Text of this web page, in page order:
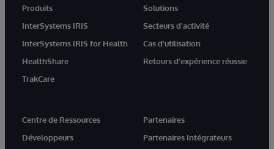
Produits
InterSystems IRIS
InterSystems IRIS for Health
HealthShare
TrakCare
Solutions
Secteurs d'activité
Cas d'utilisation
Retours d'expérience réussie
Centre de Ressources
Développeurs
Partenaires
Partenaires Intégrateurs